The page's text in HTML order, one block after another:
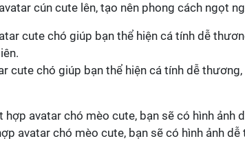
cún cute lên, tạo nên phong cách ngọt
cute chó giúp bạn thể hiện cá tính dễ
avatar chó mèo cute, bạn sẽ có hình ảnh